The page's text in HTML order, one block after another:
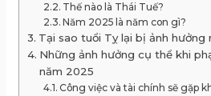
Thế nào là Thái Tuế?
Năm 2025 là năm con gì?
Tại sao tuổi Tỵ lại bị ảnh hưởng
Những ảnh hưởng cụ thể khi
năm 2025
Công việc và tài chính sẽ gặp